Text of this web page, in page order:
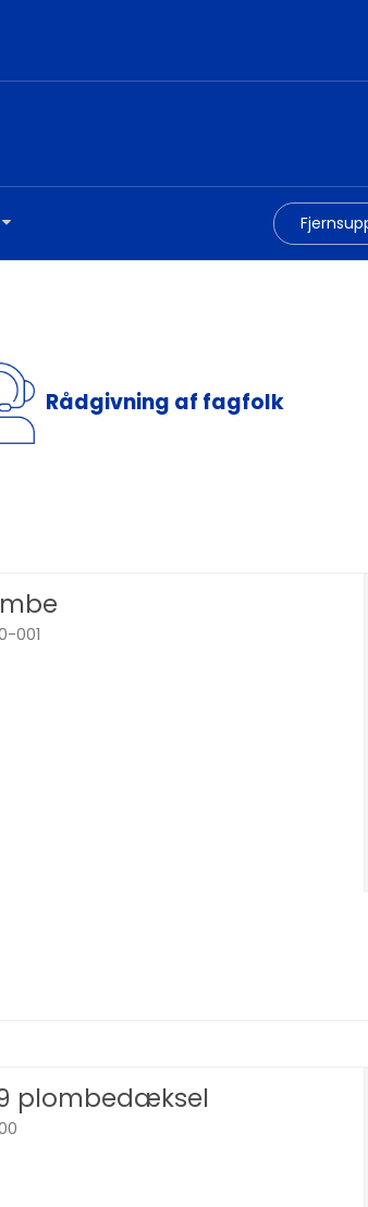
Rådgivning af fagfolk
001
plombedæksel